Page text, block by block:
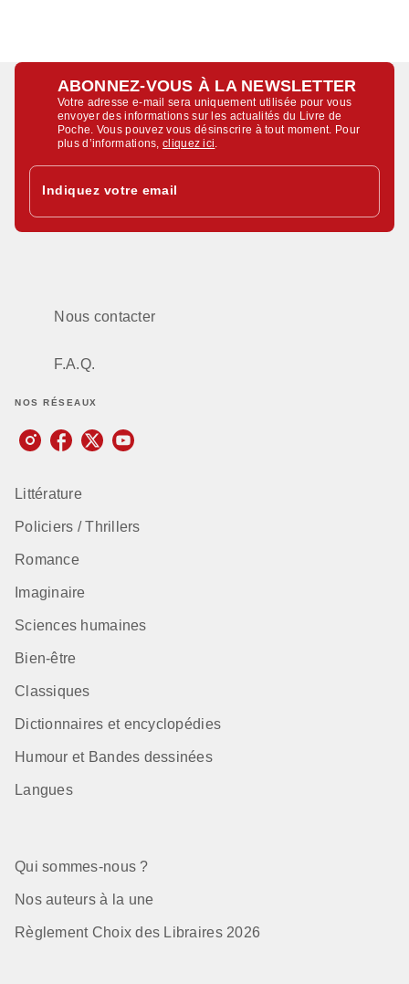
ABONNEZ-VOUS À LA NEWSLETTER
Votre adresse e-mail sera uniquement utilisée pour vous
envoyer des informations sur les actualités du Livre de
Poche. Vous pouvez vous désinscrire à tout moment. Pour
plus d’informations,cliquez ici
Indiquez votre email
Nous contacter
F.A.Q.
NOS RÉSEAUX
Littérature
Policiers / Thrillers
Romance
Imaginaire
Sciences humaines
Bien-être
Classiques
Dictionnaires et encyclopédies
Humour et Bandes dessinées
Langues
Qui sommes-nous ?
Nos auteurs à la une
Règlement Choix des Libraires 2026